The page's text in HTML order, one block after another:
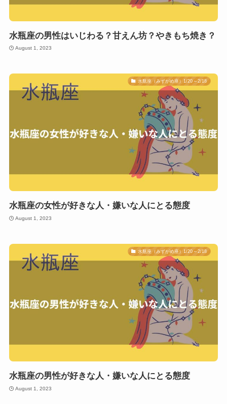
水瓶座の男性はいじわる？甘えん坊？やきもち焼き？
August 1, 2023
水瓶座（みずがめ座）1/20～2/18
水瓶座の女性が好きな人・嫌いな人にとる態度
August 1, 2023
水瓶座（みずがめ座）1/20～2/18
水瓶座の男性が好きな人・嫌いな人にとる態度
August 1, 2023